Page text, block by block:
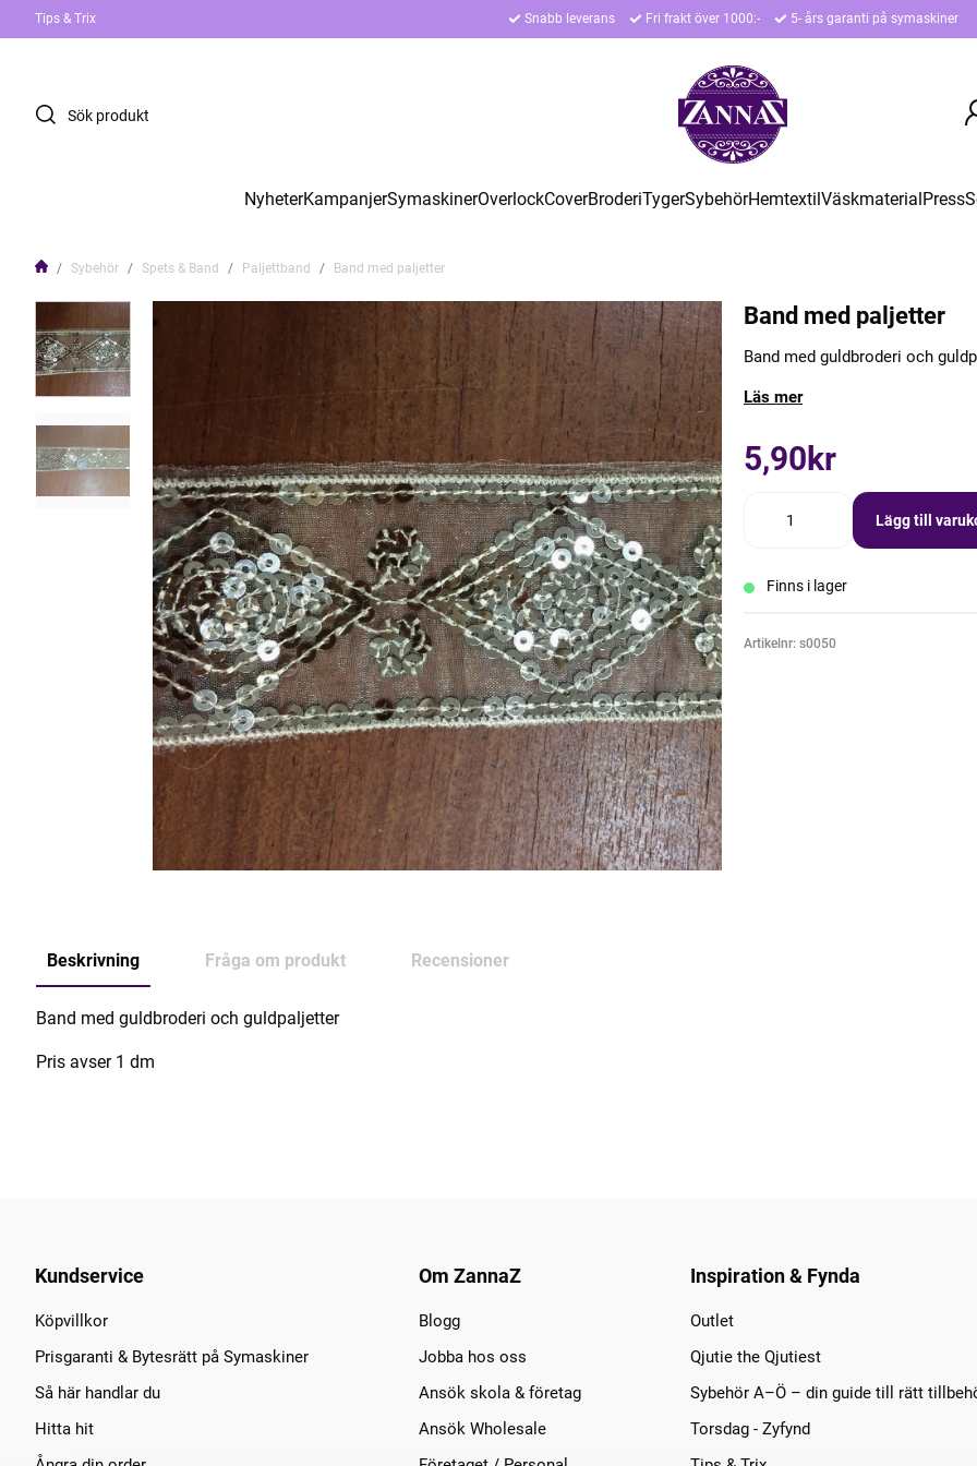
Tips & Trix Snabb leverans Fri frakt över 1000:- 5- års garanti på symaskiner
NyheterKampanjerSymaskinerOverlockCoverBroderiTygerSybehörHemtextilVäskmaterialPress
Sybehör Spets & Band Paljettband Band med paljetter
Band med paljetter
Band med guldbroderi och
Läs mer
5,90kr
Lägg till
Finns i lager
Artikelnr: s0050
Beskrivning Fråga om produkt Recensioner
Band med guldbroderi och guldpaljetter
Pris avser 1 dm
Kundservice
Köpvillkor
Prisgaranti & Bytesrätt på Symaskiner
Så här handlar du
Hitta hit
Om ZannaZ
Blogg
Jobba hos oss
Ansök skola & företag
Ansök Wholesale
Inspiration & Fynda
Outlet
Qjutie the Qjutiest
Sybehör A–Ö – din guide till rätt
Torsdag - Zyfynd